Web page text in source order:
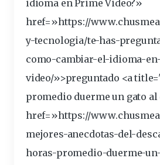
idioma en Prime Video?»
href=»https://
y-tecnologia/te-has-
como-cambiar-el-idioma-
video/»>preguntado <a
promedio duerme un gato al
href=»https://
mejores-anecdotas-del-
horas-promedio-duerme-